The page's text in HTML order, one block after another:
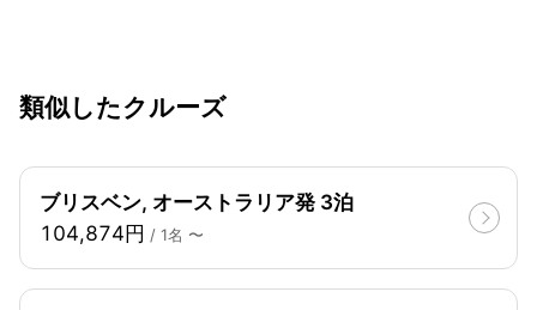
類似したクルーズ
ブリスベン, オーストラリア発 3泊
104,874円 / 1名 〜